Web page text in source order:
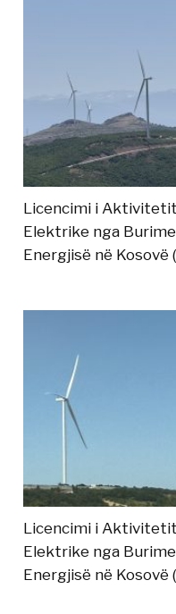
Licencimi i
Elektrike nga
Energjisë në Kosovë
Licencimi i
Elektrike nga
Energjisë në Kosovë